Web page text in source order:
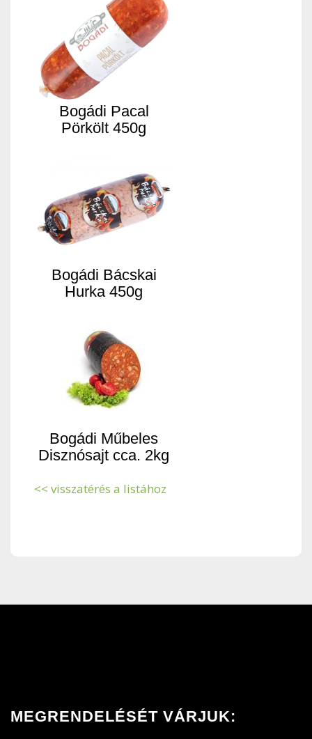
Bogádi Pacal
Pörkölt 450g
Bogádi Bácskai
Hurka 450g
Bogádi Műbeles
Disznósajt cca. 2kg
<< visszatérés a listához
MEGRENDELÉSÉT VÁRJUK: